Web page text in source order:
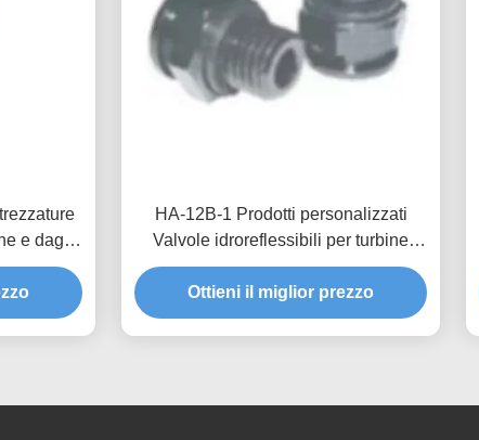
e dagli
HA-12B-1 Prodotti personalizzati
Valvole idroreflessibili per turbine
eoliche ad alta permeabilità all'aria e
pressione di blocco dell'acqua
Ottieni il miglior prezzo